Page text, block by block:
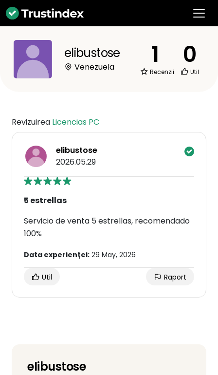
elibustose
Venezuela 1
Recenzii
0
Util
Revizuirea Licencias PC
elibustose
2026.05.29
5 estrellas
Servicio de venta 5 estrellas, recomendado
100%
Data experienței: 29 May, 2026
Util Raport
elibustose